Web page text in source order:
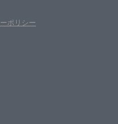
ポリシー